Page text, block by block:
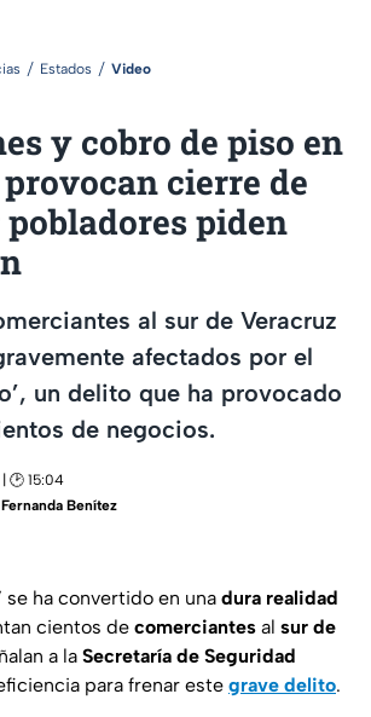
Estados Video
y cobro de piso en
cierre de
pobladores piden
al sur de Veracruz
afectados por el
un delito que ha provocado
de negocios.
🕑 15:04
Benítez
se ha convertido en una dura realidad
cientos de comerciantes al sur de
a la Secretaría de Seguridad
para frenar este grave delito.